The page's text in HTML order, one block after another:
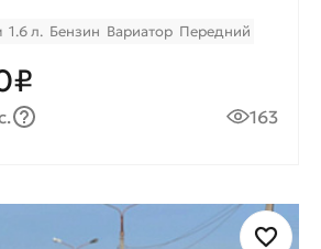
1.6 л. Бензин Вариатор Передний
163